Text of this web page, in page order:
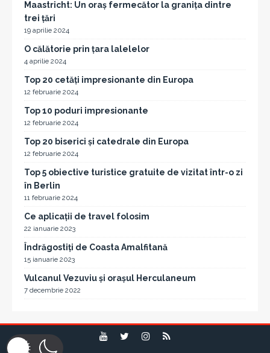
Maastricht: Un oraș fermecător la granița dintre
trei țări
19 aprilie 2024
O călătorie prin țara lalelelor
4 aprilie 2024
Top 20 cetăți impresionante din Europa
12 februarie 2024
Top 10 poduri impresionante
12 februarie 2024
Top 20 biserici și catedrale din Europa
12 februarie 2024
Top 5 obiective turistice gratuite de vizitat într-o zi
în Berlin
11 februarie 2024
Ce aplicații de travel folosim
22 ianuarie 2023
Îndrăgostiți de Coasta Amalfitană
15 ianuarie 2023
Vulcanul Vezuviu și orașul Herculaneum
7 decembrie 2022